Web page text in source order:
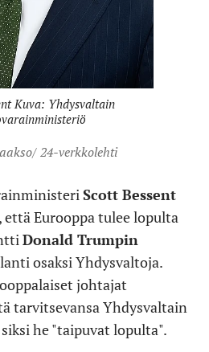
Kuva: Yhdysvaltain
24-verkkolehti
Scott Bessent
että Eurooppa tulee lopulta
Donald Trumpin
osaksi Yhdysvaltoja.
johtajat
tarvitsevansa Yhdysvaltain
he "taipuvat lopulta".